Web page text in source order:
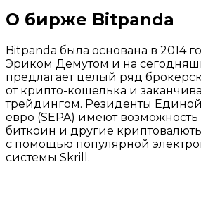
О бирже Bitpanda
Bitpanda была основана в 2014
Эриком Демутом и на
предлагает целый ряд
от крипто-кошелька и
трейдингом. Резиденты
евро (SEPA) имеют возможность
биткоин и другие
с помощью популярной
системы Skrill.